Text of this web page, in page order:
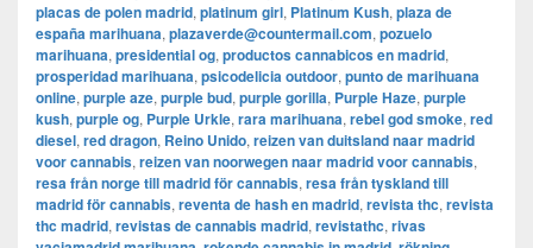
placas de polen madrid, platinum girl, Platinum Kush, plaza de
españa marihuana, plazaverde@countermail.com, pozuelo
marihuana, presidential og, productos cannabicos en madrid,
prosperidad marihuana, psicodelicia outdoor, punto de marihuana
online, purple aze, purple bud, purple gorilla, Purple Haze, purple
kush, purple og, Purple Urkle, rara marihuana, rebel god smoke, red
diesel, red dragon, Reino Unido, reizen van duitsland naar madrid
voor cannabis, reizen van noorwegen naar madrid voor cannabis,
resa från norge till madrid för cannabis, resa från tyskland till
madrid för cannabis, reventa de hash en madrid, revista thc, revista
thc madrid, revistas de cannabis madrid, revistathc, rivas